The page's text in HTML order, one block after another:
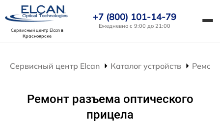
Сервисный центр Elcanв
Красноярске
+7 (800) 101-14-79
Ежедневно с 9:00 до 21:00
Сервисный центр Elcan Каталог устройств
Ремонт разъема оптического
прицела